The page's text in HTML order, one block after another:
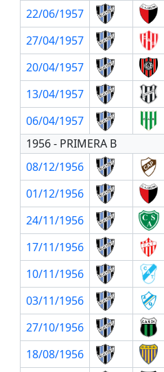
22/06/1957
27/04/1957
20/04/1957
13/04/1957
06/04/1957
1956 - PRIMERA B
08/12/1956
01/12/1956
24/11/1956
17/11/1956
10/11/1956
03/11/1956
27/10/1956
18/08/1956